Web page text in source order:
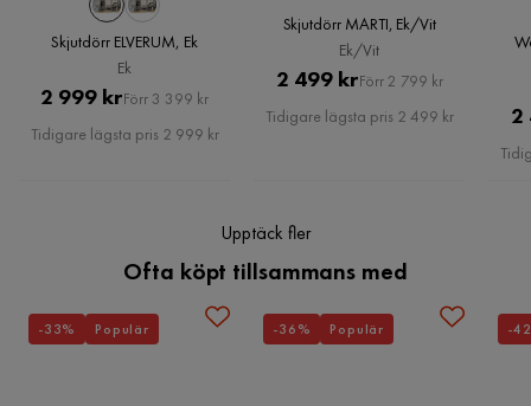
Skjutdörr ELVERUM, Ek
Ek
Pris
2 999 krOriginal
Pris
Förr 3 399 kr
Tidigare lägsta pris 2 999 kr
Skjutdörr MARTI, Ek/Vit
Ek/Vit
Pris
2 499 krOriginal
Pris
Förr 2 799 kr
Tidigare lägsta pris 2 499 kr 2
Upptäck fler
Ofta köpt tillsammans med
-33% Populär -36% Populär -